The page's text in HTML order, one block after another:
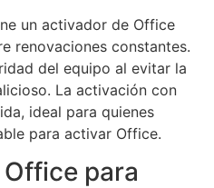
un activador de Office
renovaciones constantes.
del equipo al evitar la
La activación con
ideal para quienes
para activar Office.
para